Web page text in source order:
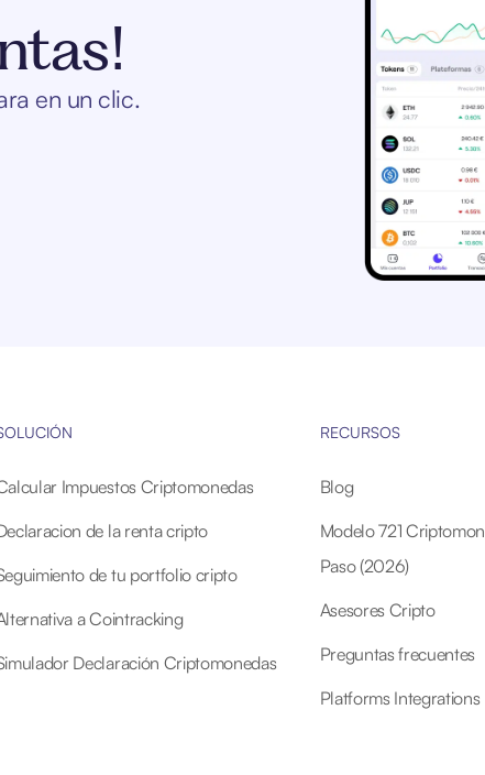
en un clic.
Impuestos Criptomonedas
de la renta cripto
de tu portfolio cripto
a Cointracking
Declaración Criptomonedas
RECURSOS
Blog
Modelo 721
Paso (2026)
Asesores Cripto
Preguntas frecuentes
Platforms Integrations